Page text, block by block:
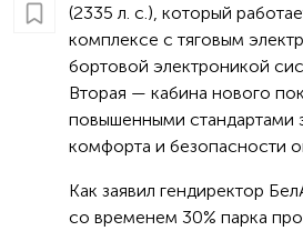
(2335 л. с.), который
комплексе с тяговым
бортовой электроникой
Вторая — кабина нового
повышенными стандартами
комфорта и безопасности
Как заявил гендиректор
со временем 30% парка